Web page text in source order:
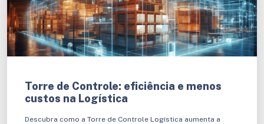
Torre de Controle: eficiência e menos
custos na Logística
Descubra como a Torre de Controle Logística aumenta a